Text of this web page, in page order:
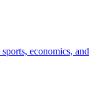
economics, and